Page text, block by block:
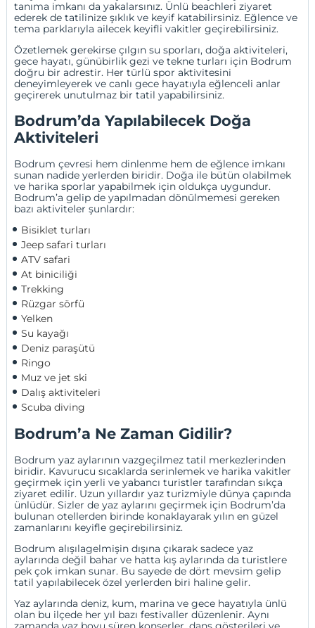
tanıma imkanı da yakalarsınız. Ünlü beachleri ziyaret
ederek de tatilinize şıklık ve keyif katabilirsiniz. Eğlence ve
tema parklarıyla ailecek keyifli vakitler geçirebilirsiniz.
Özetlemek gerekirse çılgın su sporları, doğa aktiviteleri,
gece hayatı, günübirlik gezi ve tekne turları için Bodrum
doğru bir adrestir. Her türlü spor aktivitesini
deneyimleyerek ve canlı gece hayatıyla eğlenceli anlar
geçirerek unutulmaz bir tatil yapabilirsiniz.
Bodrum’da Yapılabilecek Doğa
Aktiviteleri
Bodrum çevresi hem dinlenme hem de eğlence imkanı
sunan nadide yerlerden biridir. Doğa ile bütün olabilmek
ve harika sporlar yapabilmek için oldukça uygundur.
Bodrum’a gelip de yapılmadan dönülmemesi gereken
bazı aktiviteler şunlardır:
Bisiklet turları
Jeep safari turları
ATV safari
At biniciliği
Trekking
Rüzgar sörfü
Yelken
Su kayağı
Deniz paraşütü
Ringo
Muz ve jet ski
Dalış aktiviteleri
Scuba diving
Bodrum’a Ne Zaman Gidilir?
Bodrum yaz aylarının vazgeçilmez tatil merkezlerinden
biridir. Kavurucu sıcaklarda serinlemek ve harika vakitler
geçirmek için yerli ve yabancı turistler tarafından sıkça
ziyaret edilir. Uzun yıllardır yaz turizmiyle dünya çapında
ünlüdür. Sizler de yaz aylarını geçirmek için Bodrum’da
bulunan otellerden birinde konaklayarak yılın en güzel
zamanlarını keyifle geçirebilirsiniz.
Bodrum alışılagelmişin dışına çıkarak sadece yaz
aylarında değil bahar ve hatta kış aylarında da turistlere
pek çok imkan sunar. Bu sayede de dört mevsim gelip
tatil yapılabilecek özel yerlerden biri haline gelir.
Yaz aylarında deniz, kum, marina ve gece hayatıyla ünlü
olan bu ilçede her yıl bazı festivaller düzenlenir. Aynı